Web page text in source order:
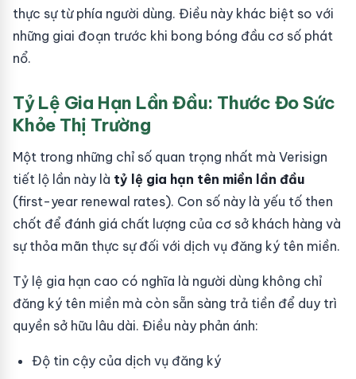
thực sự từ phía người dùng. Điều này khác biệt so với
những giai đoạn trước khi bong bóng đầu cơ số phát
nổ.
Tỷ Lệ Gia Hạn Lần Đầu: Thước Đo Sức
Khỏe Thị Trường
Một trong những chỉ số quan trọng nhất mà Verisign
tiết lộ lần này là tỷ lệ gia hạn tên miền lần đầu
(first-year renewal rates). Con số này là yếu tố then
chốt để đánh giá chất lượng của cơ sở khách hàng và
sự thỏa mãn thực sự đối với dịch vụ đăng ký tên miền.
Tỷ lệ gia hạn cao có nghĩa là người dùng không chỉ
đăng ký tên miền mà còn sẵn sàng trả tiền để duy trì
quyền sở hữu lâu dài. Điều này phản ánh:
Độ tin cậy của dịch vụ đăng ký